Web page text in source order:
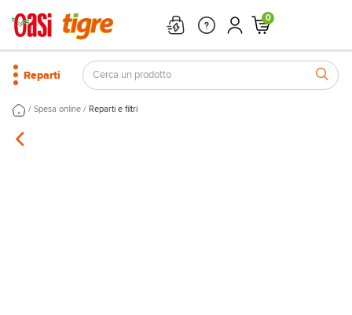
0
Reparti
/ Spesa online / Reparti e filtri